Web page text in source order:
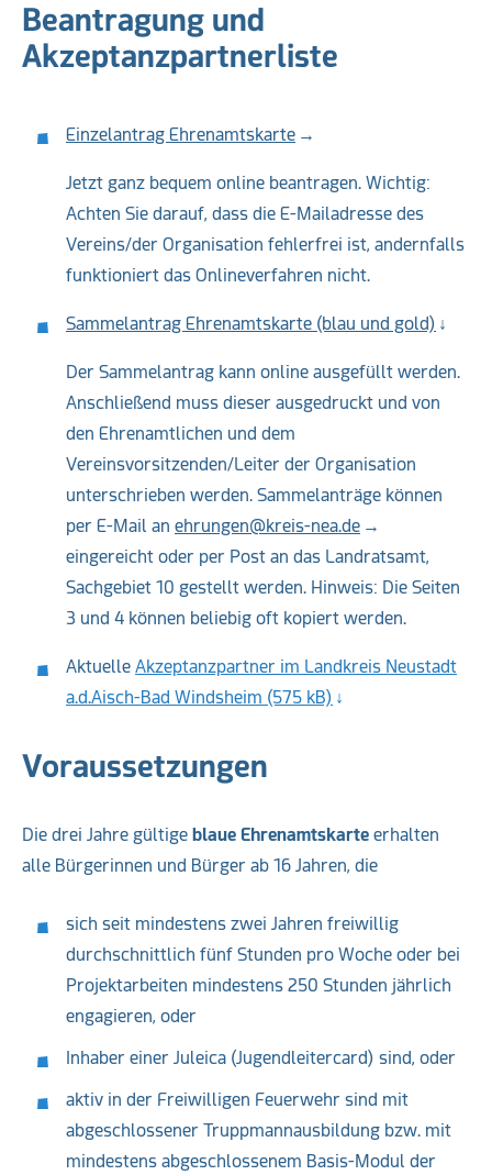
Beantragung und
Akzeptanzpartnerliste
Einzelantrag Ehrenamtskarte
Jetzt ganz bequem online beantragen. Wichtig:
Achten Sie darauf, dass die E-Mailadresse des
Vereins/der Organisation fehlerfrei ist, andernfalls
funktioniert das Onlineverfahren nicht.
Sammelantrag Ehrenamtskarte (blau und gold)
Der Sammelantrag kann online ausgefüllt werden.
Anschließend muss dieser ausgedruckt und von
den Ehrenamtlichen und dem
Vereinsvorsitzenden/Leiter der Organisation
unterschrieben werden. Sammelanträge können
per E-Mail an ehrungen@kreis-nea.de
eingereicht oder per Post an das Landratsamt,
Sachgebiet 10 gestellt werden. Hinweis: Die Seiten
3 und 4 können beliebig oft kopiert werden.
Aktuelle Akzeptanzpartner im Landkreis Neustadt
a.d.Aisch-Bad Windsheim (575 kB)
Voraussetzungen
Die drei Jahre gültige blaue Ehrenamtskarte erhalten
alle Bürgerinnen und Bürger ab 16 Jahren, die
sich seit mindestens zwei Jahren freiwillig
durchschnittlich fünf Stunden pro Woche oder bei
Projektarbeiten mindestens 250 Stunden jährlich
engagieren, oder
Inhaber einer Juleica (Jugendleitercard) sind, oder
aktiv in der Freiwilligen Feuerwehr sind mit
abgeschlossener Truppmannausbildung bzw. mit
mindestens abgeschlossenem Basis-Modul der